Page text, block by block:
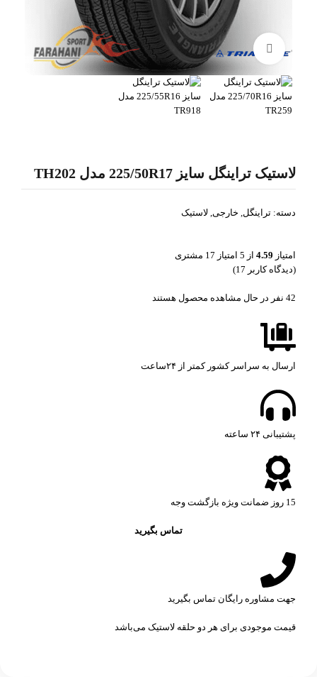
بزرگنمایی تصویر
لاستیک تراینگل سایز 225/50R17 مدل TH202
دسته: تراینگل, خارجی, لاستیک
امتیاز 4.59 از 5 امتیاز 17 مشتری
(دیدگاه کاربر 17
)
42 نفر در حال مشاهده محصول هستند
ارسال به سراسر کشور کمتر از ۲۴ساعت
پشتیبانی ۲۴ ساعته​
15 روز ضمانت ویژه بازگشت وجه
تماس بگیرید
جهت مشاوره رایگان تماس بگیرید
قیمت موجودی برای هر دو حلقه لاستیک می‌باشد